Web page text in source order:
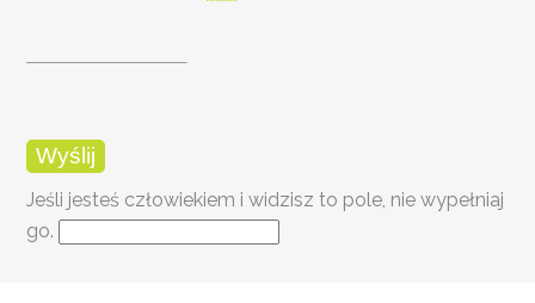
Jeśli jesteś człowiekiem i widzisz to pole, nie wypełniaj
go.